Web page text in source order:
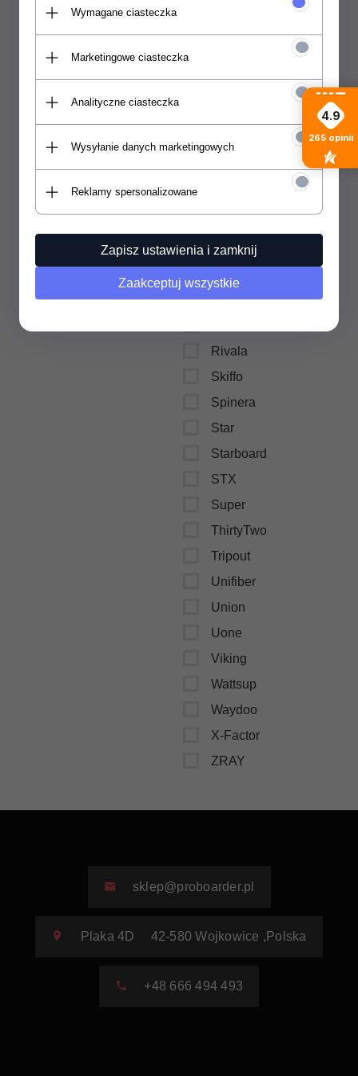
nieznany producent
Northwave
NSP
Raven
Restube
Rivala
Skiffo
Spinera
Star
Starboard
STX
Super
ThirtyTwo
Tripout
Unifiber
Union
Uone
Viking
Wattsup
Waydoo
X-Factor
ZRAY
sklep@proboarder.pl
Plaka 4D 42-580 Wojkowice , Polska
+48 666 494 493
Wymagane ciasteczka
Marketingowe ciasteczka
Analityczne ciasteczka
Wysyłanie danych marketingowych
Reklamy spersonalizowane
Zapisz ustawienia i zamknij
Zaakceptuj wszystkie
4.9
265 opinii